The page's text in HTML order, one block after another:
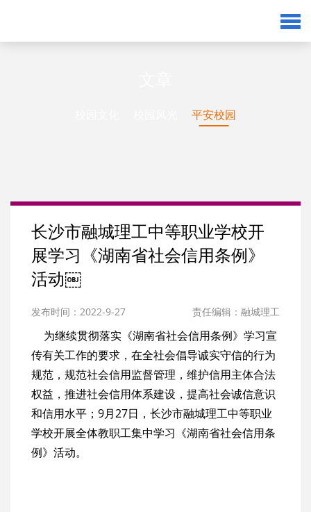
平安校园
长沙市融城理工中等职业学校开
展学习《湖南省社会信用条例》
活动￼
发布时间：2022-9-27 责任编辑：融城理工
为继续贯彻落实《湖南省社会信用条例》学习宣
传有关工作的要求，在全社会倡导诚实守信的行为
规范，规范社会信用监督管理，维护信用主体合法
权益，推进社会信用体系建设，提高社会诚信意识
和信用水平；9月27日，长沙市融城理工中等职业
学校开展全体教职工集中学习《湖南省社会信用条
例》活动。